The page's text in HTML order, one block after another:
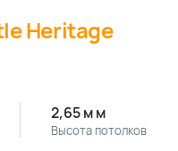
Heritage
2,65 м м
Высота потолков